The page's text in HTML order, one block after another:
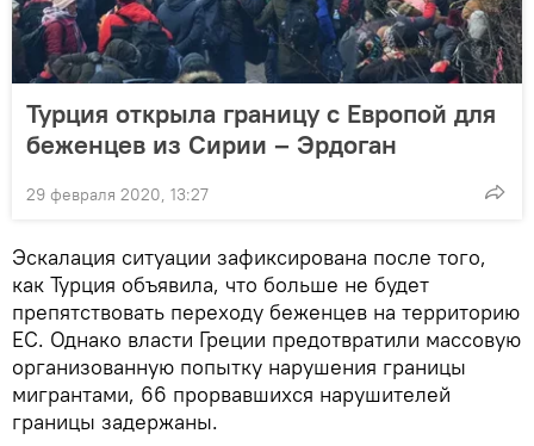
Турция открыла границу с Европой для
беженцев из Сирии – Эрдоган
29 февраля 2020, 13:27
Эскалация ситуации зафиксирована после того,
как Турция объявила, что больше не будет
препятствовать переходу беженцев на территорию
ЕС. Однако власти Греции предотвратили массовую
организованную попытку нарушения границы
мигрантами, 66 прорвавшихся нарушителей
границы задержаны.